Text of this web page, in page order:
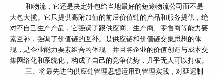
和物流，它还是决定外包给当地最好的短途物流公司而不是
大包大揽。它只提供高附加值的前后价值链的产品和服务提供，绝
对不自己生产产品，它强调了跟供应商、生产商、零售商等能力要
素互补，强调了价值链的互补。是供应链和价值链交集思想的体
现，是企业能力要素组合的体现，并且将企业的价值创造与成本交
集网络化和系统化，构成了自己的竞争优势，几乎无人可以打破。
三、将最先进的供应链管理思想运用到管理实践，对延迟制